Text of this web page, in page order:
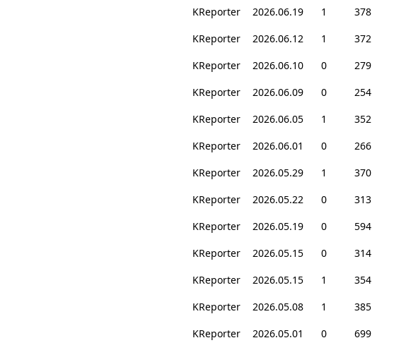
KReporter 2026.06.19 1
378
KReporter 2026.06.12 1
372
KReporter 2026.06.10 0
279
KReporter 2026.06.09 0
254
KReporter 2026.06.05 1
352
KReporter 2026.06.01 0
266
KReporter 2026.05.29 1
370
KReporter 2026.05.22 0
313
KReporter 2026.05.19 0
594
KReporter 2026.05.15 0
314
KReporter 2026.05.15 1
354
KReporter 2026.05.08 1
385
KReporter 2026.05.01 0 699